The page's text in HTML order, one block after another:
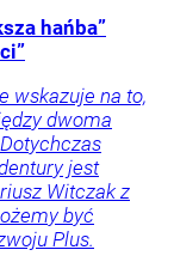
hańba”
wskazuje na to,
dwoma
jest
Witczak z
być
Plus.